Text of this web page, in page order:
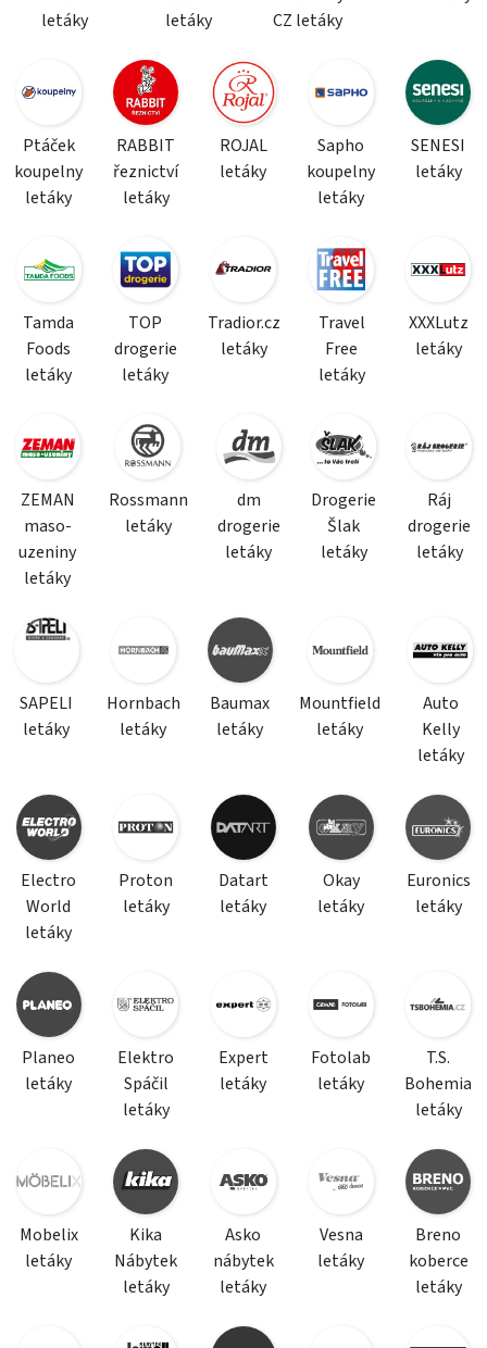
letáky
letáky
CZ letáky
Ptáček
koupelny
letáky
RABBIT
řeznictví
letáky
ROJAL
letáky
Sapho
koupelny
letáky
SENESI
letáky
Tamda
Foods
letáky
TOP
drogerie
letáky
Tradior.cz
letáky
Travel
Free
letáky
XXXLutz
letáky
ZEMAN
maso-
uzeniny
letáky
Rossmann
letáky
dm
drogerie
letáky
Drogerie
Šlak
letáky
Ráj
drogerie
letáky
SAPELI
letáky
Hornbach
letáky
Baumax
letáky
Mountfield
letáky
Auto
Kelly
letáky
Electro
World
letáky
Proton
letáky
Datart
letáky
Okay
letáky
Euronics
letáky
Planeo
letáky
Elektro
Spáčil
letáky
Expert
letáky
Fotolab
letáky
T.S.
Bohemia
letáky
Mobelix
letáky
Kika
Nábytek
letáky
Asko
nábytek
letáky
Vesna
letáky
Breno
koberce
letáky